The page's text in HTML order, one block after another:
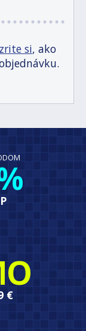
si, ako
€